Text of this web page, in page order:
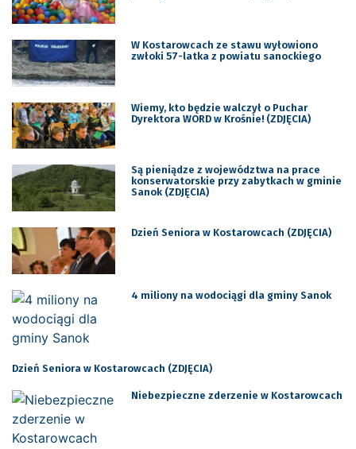
W Kostarowcach ze stawu wyłowiono
zwłoki 57-latka z powiatu sanockiego
Wiemy, kto będzie walczył o Puchar
Dyrektora WORD w Krośnie! (ZDJĘCIA)
Są pieniądze z województwa na prace
konserwatorskie przy zabytkach w gminie
Sanok (ZDJĘCIA)
Dzień Seniora w Kostarowcach (ZDJĘCIA)
4 miliony na wodociągi dla gminy Sanok
Dzień Seniora w Kostarowcach (ZDJĘCIA)
Niebezpieczne zderzenie w Kostarowcach